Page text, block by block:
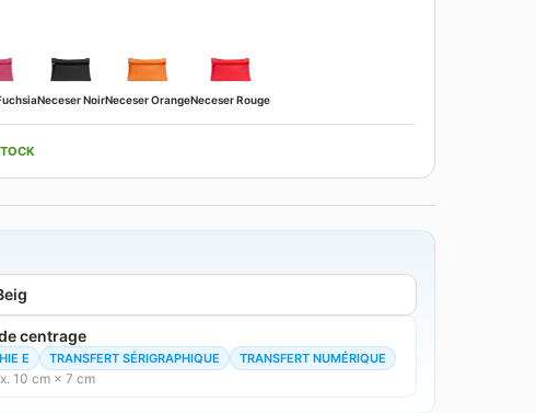
Neceser NoirNeceser OrangeNeceser Rouge
centrage
E TRANSFERT SÉRIGRAPHIQUE TRANSFERT NUMÉRIQUE
10 cm × 7 cm